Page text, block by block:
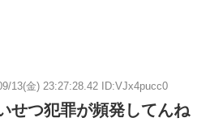
13(金) 23:27:28.42 ID:VJx4pucc0
せつ犯罪が頻発してんね